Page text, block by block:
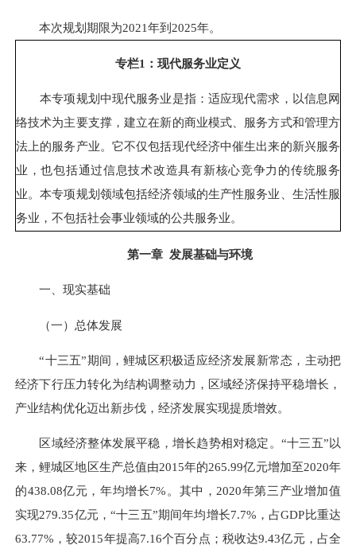
本次规划期限为2021年到2025年。
专栏1：现代服务业定义
本专项规划中现代服务业是指：适应现代需求，以信息网
络技术为主要支撑，建立在新的商业模式、服务方式和管理方
法上的服务产业。它不仅包括现代经济中催生出来的新兴服务
业，也包括通过信息技术改造具有新核心竞争力的传统服务
业。本专项规划领域包括经济领域的生产性服务业、生活性服
务业，不包括社会事业领域的公共服务业。
第一章 发展基础与环境
一、现实基础
（一）总体发展
“十三五”期间，鲤城区积极适应经济发展新常态，主动把
经济下行压力转化为结构调整动力，区域经济保持平稳增长，
产业结构优化迈出新步伐，经济发展实现提质增效。
区域经济整体发展平稳，增长趋势相对稳定。“十三五”以
来，鲤城区地区生产总值由2015年的265.99亿元增加至2020年
的438.08亿元，年均增长7%。其中，2020年第三产业增加值
实现279.35亿元，“十三五”期间年均增长7.7%，占GDP比重达
63.77%，较2015年提高7.16个百分点；税收达9.43亿元，占全